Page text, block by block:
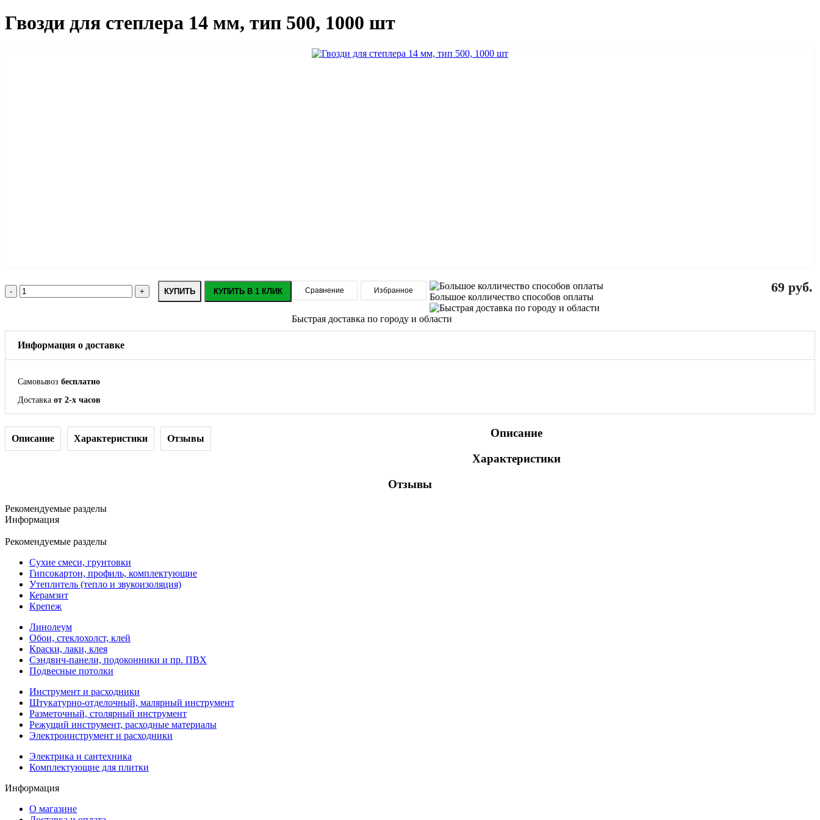
Гвозди для степлера 14 мм, тип 500, 1000 шт
69 руб.
КУПИТЬ КУПИТЬ В 1 КЛИК Сравнение Избранное
Большое колличество способов оплаты
Быстрая доставка по городу и области
Информация о доставке
Самовывоз бесплатно
Доставка от 2-х часов
Описание Характеристики Отзывы
Описание
Характеристики
Отзывы
Рекомендуемые разделы
Информация
Рекомендуемые разделы
Сухие смеси, грунтовки
Гипсокартон, профиль, комплектующие
Утеплитель (тепло и звукоизоляция)
Керамзит
Крепеж
Линолеум
Обои, стеклохолст, клей
Краски, лаки, клея
Сэндвич-панели, подоконники и пр. ПВХ
Подвесные потолки
Инструмент и расходники
Штукатурно-отделочный, малярный инструмент
Разметочный, столярный инструмент
Режущий инструмент, расходные материалы
Электроинструмент и расходники
Электрика и сантехника
Комплектующие для плитки
Информация
О магазине